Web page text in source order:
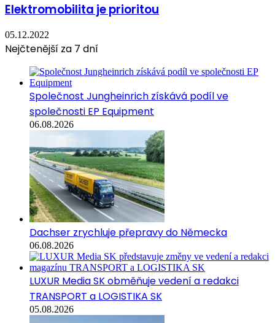
Elektromobilita je prioritou
05.12.2022
Nejčtenější za 7 dní
Společnost Jungheinrich získává podíl ve
společnosti EP Equipment
06.08.2026
Dachser zrychluje přepravy do Německa
06.08.2026
LUXUR Media SK obměňuje vedení a redakci
TRANSPORT a LOGISTIKA SK
05.08.2026